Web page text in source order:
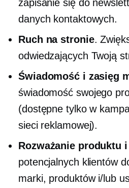
zapisanie się do
danych kontaktowych.
Ruch na stronie.
odwiedzających Twoją
Świadomość i zasięg
świadomość swojego
(dostępne tylko w
sieci reklamowej).
Rozważanie produktu
potencjalnych klientów
marki, produktów i/lub